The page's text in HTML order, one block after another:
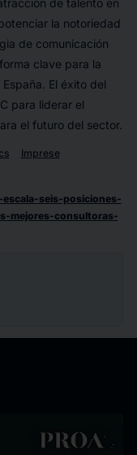
la notoriedad
de comunicación
clave para la
El éxito del
para liderar el
el futuro del sector.
Imprese
seis-posiciones-
mejores-consultoras-